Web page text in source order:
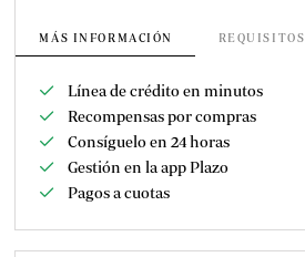
MÁS INFORMACIÓN REQUISITOS
Línea de crédito en minutos
Recompensas por compras
Consíguelo en 24 horas
Gestión en la app Plazo
Pagos a cuotas